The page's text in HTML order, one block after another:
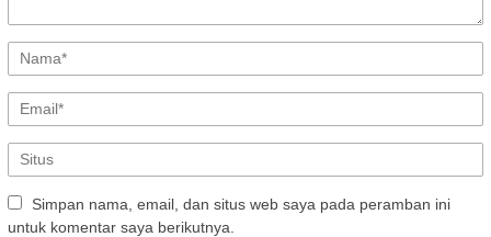
Simpan nama, email, dan situs web saya pada peramban ini
untuk komentar saya berikutnya.